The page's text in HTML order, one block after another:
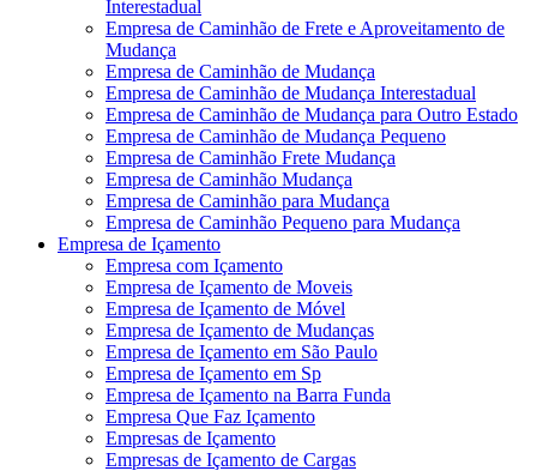
Interestadual
Empresa de Caminhão de Frete e Aproveitamento de
Mudança
Empresa de Caminhão de Mudança
Empresa de Caminhão de Mudança Interestadual
Empresa de Caminhão de Mudança para Outro Estado
Empresa de Caminhão de Mudança Pequeno
Empresa de Caminhão Frete Mudança
Empresa de Caminhão Mudança
Empresa de Caminhão para Mudança
Empresa de Caminhão Pequeno para Mudança
Empresa de Içamento
Empresa com Içamento
Empresa de Içamento de Moveis
Empresa de Içamento de Móvel
Empresa de Içamento de Mudanças
Empresa de Içamento em São Paulo
Empresa de Içamento em Sp
Empresa de Içamento na Barra Funda
Empresa Que Faz Içamento
Empresas de Içamento
Empresas de Içamento de Cargas